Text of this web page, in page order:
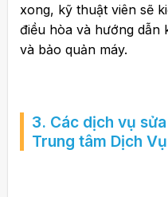
xong, kỹ thuật viên sẽ
điều hòa và hướng dẫn
và bảo quản máy.
3. Các dịch vụ
Trung tâm Dịch